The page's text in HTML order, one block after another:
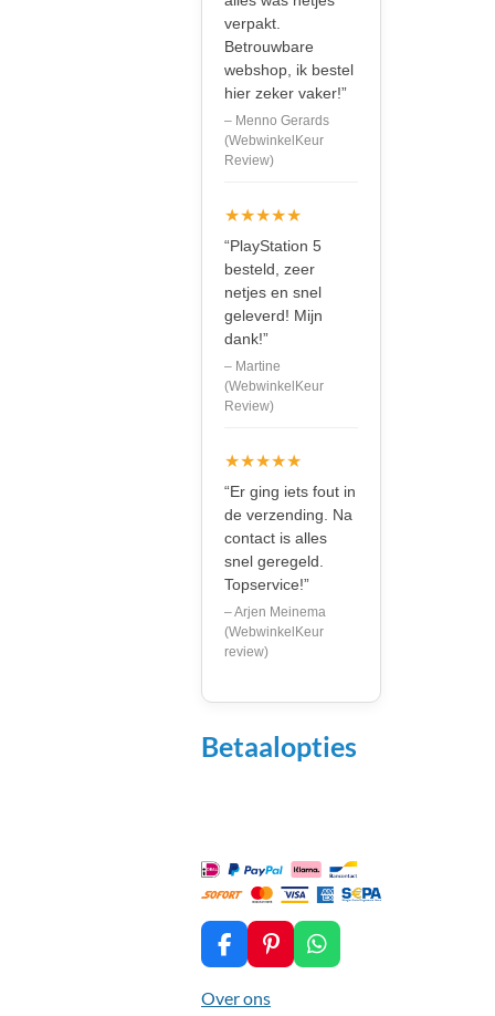
verpakt.
Betrouwbare
webshop, ik bestel
hier zeker vaker!”
– Menno Gerards
(WebwinkelKeur
Review)
★★★★★
“PlayStation 5
besteld, zeer
netjes en snel
geleverd! Mijn
dank!”
– Martine
(WebwinkelKeur
Review)
★★★★★
“Er ging iets fout in
de verzending. Na
contact is alles
snel geregeld.
Topservice!”
– Arjen Meinema
(WebwinkelKeur
review)
Betaalopties
F
a
c
P
i
n
W
h
Over ons